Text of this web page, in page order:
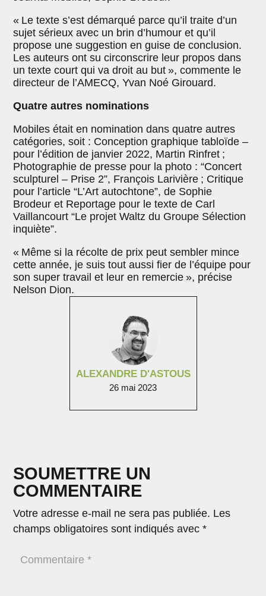
ALEXANDRE D'ASTOUS
26 mai 2023
« Le texte s’est démarqué parce qu’il traite d’un
sujet sérieux avec un brin d’humour et qu’il
propose une suggestion en guise de conclusion.
Les auteurs ont su circonscrire leur propos dans
un texte court qui va droit au but », commente le
directeur de l’AMECQ, Yvan Noé Girouard.
Quatre autres nominations
Mobiles était en nomination dans quatre autres
catégories, soit : Conception graphique tabloïde –
pour l’édition de janvier 2022, Martin Rinfret ;
Photographie de presse pour la photo : “Concert
sculpturel – Prise 2”, François Larivière ; Critique
pour l’article “L’Art autochtone”, de Sophie
Brodeur et Reportage pour le texte de Carl
Vaillancourt “Le projet Waltz du Groupe Sélection
inquiète”.
« Même si la récolte de prix peut sembler mince
cette année, je suis tout aussi fier de l’équipe pour
son super travail et leur en remercie », précise
Nelson Dion.
SOUMETTRE UN
COMMENTAIRE
Votre adresse e-mail ne sera pas publiée. Les
champs obligatoires sont indiqués avec*